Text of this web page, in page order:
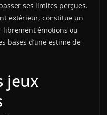
ses limites perçues.
extérieur, constitue un
émotions ou
bases d’une estime de
jeux